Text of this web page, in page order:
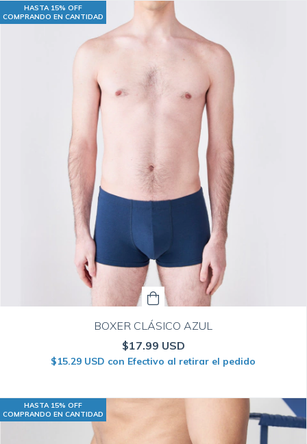
HASTA 15% OFF
COMPRANDO EN CANTIDAD
BOXER CLÁSICO AZUL
$17.99 USD
$15.29 USD con Efectivo al retirar el pedido
HASTA 15% OFF
COMPRANDO EN CANTIDAD